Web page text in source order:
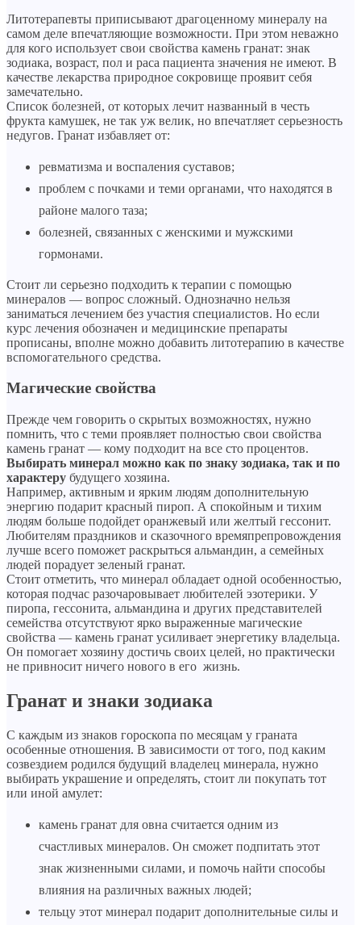
Литотерапевты приписывают драгоценному минералу на
самом деле впечатляющие возможности. При этом неважно
для кого использует свои свойства камень гранат: знак
зодиака, возраст, пол и раса пациента значения не имеют. В
качестве лекарства природное сокровище проявит себя
замечательно.
Список болезней, от которых лечит названный в честь
фрукта камушек, не так уж велик, но впечатляет серьезность
недугов. Гранат избавляет от:
ревматизма и воспаления суставов;
проблем с почками и теми органами, что находятся в
районе малого таза;
болезней, связанных с женскими и мужскими
гормонами.
Стоит ли серьезно подходить к терапии с помощью
минералов — вопрос сложный. Однозначно нельзя
заниматься лечением без участия специалистов. Но если
курс лечения обозначен и медицинские препараты
прописаны, вполне можно добавить литотерапию в качестве
вспомогательного средства.
Магические свойства
Прежде чем говорить о скрытых возможностях, нужно
помнить, что с теми проявляет полностью свои свойства
камень гранат — кому подходит на все сто процентов.
Выбирать минерал можно как по знаку зодиака, так и по
характеру будущего хозяина.
Например, активным и ярким людям дополнительную
энергию подарит красный пироп. А спокойным и тихим
людям больше подойдет оранжевый или желтый гессонит.
Любителям праздников и сказочного времяпрепровождения
лучше всего поможет раскрыться альмандин, а семейных
людей порадует зеленый гранат.
Стоит отметить, что минерал обладает одной особенностью,
которая подчас разочаровывает любителей эзотерики. У
пиропа, гессонита, альмандина и других представителей
семейства отсутствуют ярко выраженные магические
свойства — камень гранат усиливает энергетику владельца.
Он помогает хозяину достичь своих целей, но практически
не привносит ничего нового в его жизнь.
Гранат и знаки зодиака
С каждым из знаков гороскопа по месяцам у граната
особенные отношения. В зависимости от того, под каким
созвездием родился будущий владелец минерала, нужно
выбирать украшение и определять, стоит ли покупать тот
или иной амулет:
камень гранат для овна считается одним из
счастливых минералов. Он сможет подпитать этот
знак жизненными силами, и помочь найти способы
влияния на различных важных людей;
тельцу этот минерал подарит дополнительные силы и